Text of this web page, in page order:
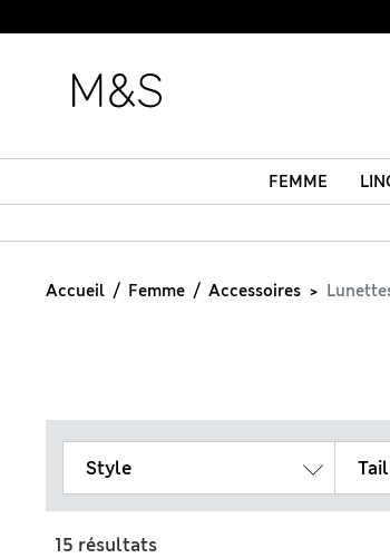
FEMME
Accueil Femme Accessoires
Style
15 résultats